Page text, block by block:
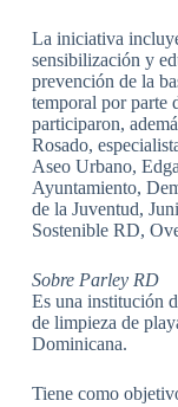
La iniciativa
sensibilización y
prevención de la
temporal por parte
participaron,
Rosado,
Aseo Urbano,
Ayuntamiento,
de la Juventud,
Sostenible RD,
Sobre Parley RD
Es una institución
de limpieza de
Dominicana.
Tiene como